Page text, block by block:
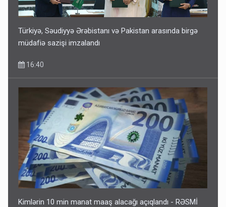
Türkiyə, Səudiyyə Ərəbistanı və Pakistan arasında birgə
müdafiə sazişi imzalandı
16:40
Kimlərin 10 min manat maaş alacağı açıqlandı - RƏSMİ